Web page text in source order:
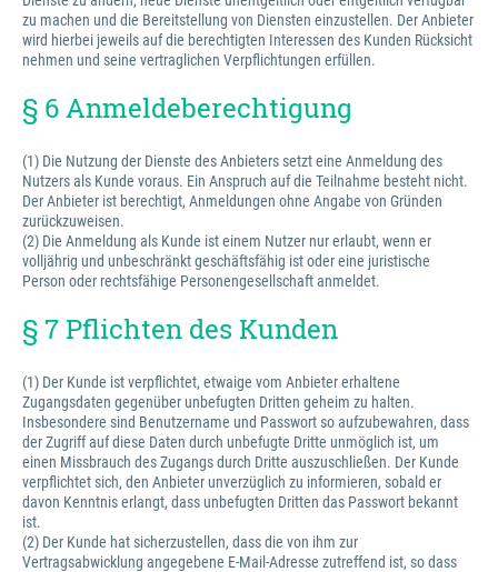
zu machen und die Bereitstellung von Diensten einzustellen. Der Anbieter
wird hierbei jeweils auf die berechtigten Interessen des Kunden Rücksicht
nehmen und seine vertraglichen Verpflichtungen erfüllen.
§ 6 Anmeldeberechtigung
(1) Die Nutzung der Dienste des Anbieters setzt eine Anmeldung des
Nutzers als Kunde voraus. Ein Anspruch auf die Teilnahme besteht nicht.
Der Anbieter ist berechtigt, Anmeldungen ohne Angabe von Gründen
zurückzuweisen.
(2) Die Anmeldung als Kunde ist einem Nutzer nur erlaubt, wenn er
volljährig und unbeschränkt geschäftsfähig ist oder eine juristische
Person oder rechtsfähige Personengesellschaft anmeldet.
§ 7 Pflichten des Kunden
(1) Der Kunde ist verpflichtet, etwaige vom Anbieter erhaltene
Zugangsdaten gegenüber unbefugten Dritten geheim zu halten.
Insbesondere sind Benutzername und Passwort so aufzubewahren, dass
der Zugriff auf diese Daten durch unbefugte Dritte unmöglich ist, um
einen Missbrauch des Zugangs durch Dritte auszuschließen. Der Kunde
verpflichtet sich, den Anbieter unverzüglich zu informieren, sobald er
davon Kenntnis erlangt, dass unbefugten Dritten das Passwort bekannt
ist.
(2) Der Kunde hat sicherzustellen, dass die von ihm zur
Vertragsabwicklung angegebene E-Mail-Adresse zutreffend ist, so dass